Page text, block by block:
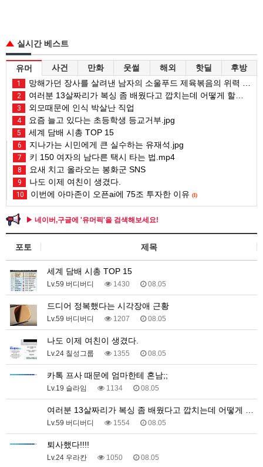
실시간 베스트
유머 사건 만화 웃썰 해외 핫딜 후방
1 망해가던 장사를 살려낸 남자의 소울푸드 제육볶음의 위력 ㅋㅋ
2 여러분 13살짜리가 복싱 좀 배웠다고 깝치는데 어떻게 할까요?
3 외모때문에 인식 박살난 직업
4 요즘 늘고 있다는 초등학생 등교거부.jpg
5 세계 담배 시총 TOP 15
6 지나가는 시민에게 큰 실수하는 유재석.jpg
7 키 150 여자의 남다른 택시 타는 법.mp4
8 요새 치고 올라오는 봉화군 SNS
9 나도 이제 여친이 생겼다.
10 이번에 아마존이 오픈ai에 75조 투자한 이유 (1)
▶ 네이버,구글에 '유머픽'을 검색해보세요!
포토 제목
세계 담배 시총 TOP 15
Lv.59 버디버디 1430 08.05
드디어 정복했다는 시각장애 근황
Lv.59 버디버디 1207 08.05
나도 이제 여친이 생겼다.
Lv.24 칠성그룹 1355 08.05
카톡 프사 때문에 엄마한테 혼남;;
Lv.19 슬라임 1134 08.05
여러분 13살짜리가 복싱 좀 배웠다고 깝치는데 어떻게 …
Lv.59 버디버디 1554 08.05
퇴사했다!!!!
Lv.24 우라칸 1050 08.05